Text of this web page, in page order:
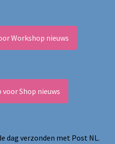
Workshop nieuws
voor Shop nieuws
dag verzonden met Post NL.